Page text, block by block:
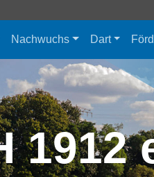
Nachwuchs Dart
1912